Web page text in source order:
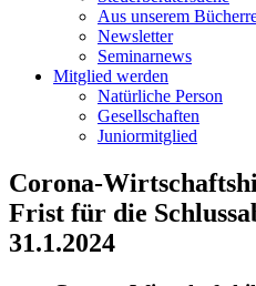
Aus unserem
Newsletter
Seminarnews
Mitglied werden
Natürliche Person
Gesellschaften
Juniormitglied
Corona-
Frist für die
31.1.2024